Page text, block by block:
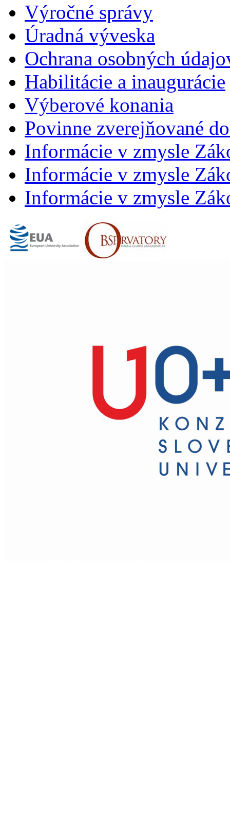
Výročné správy
Úradná výveska
Ochrana osobných
Habilitácie a inaugurácie
Výberové konania
Povinne zverejňované
Informácie v zmysle
Informácie v zmysle
Informácie v zmysle